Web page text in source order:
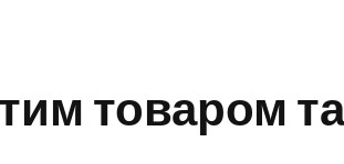
товаром